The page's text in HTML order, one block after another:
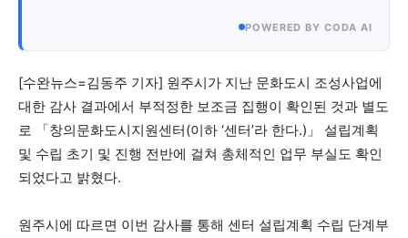
당신이 어느 지점에 서 있든, 수완뉴스는 곁에 있습니다
POWERED BY CODA AI
[수완뉴스=김동주 기자] 원주시가 지난 문화도시 조성사업에
대한 감사 결과에서 부적정한 보조금 집행이 확인된 것과 별도
로 「창의문화도시지원센터(이하 ‘센터’라 한다.)」 설립계획
및 수립 초기 및 진행 전반에 걸쳐 총체적인 업무 부실도 확인
되었다고 밝혔다.
원주시에 따르면 이번 감사를 통해 센터 설립계획 수립 단계부